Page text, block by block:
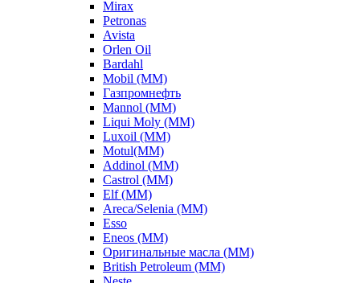
Mirax
Petronas
Avista
Orlen Oil
Bardahl
Mobil (ММ)
Газпромнефть
Mannol (ММ)
Liqui Moly (ММ)
Luxoil (ММ)
Motul(ММ)
Addinol (ММ)
Castrol (ММ)
Elf (ММ)
Areca/Selenia (ММ)
Esso
Eneos (ММ)
Оригинальные масла (ММ)
British Petroleum (ММ)